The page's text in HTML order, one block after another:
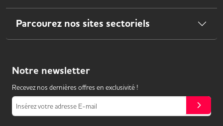
Parcourez nos sites sectoriels
Notre newsletter
Recevez nos dernières offres en exclusivité !
Insérez votre adresse E-mail